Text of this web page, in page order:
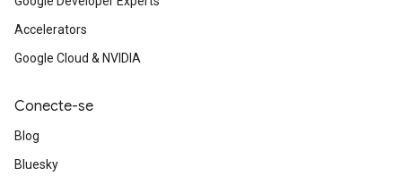
Accelerators
Google Cloud & NVIDIA
Conecte-se
Blog
Bluesky